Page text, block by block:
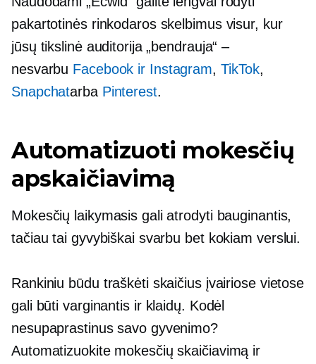
pakartotinės rinkodaros skelbimus visur, kur
jūsų tikslinė auditorija „bendrauja“ –
nesvarbu Facebook ir Instagram, TikTok,
Snapchatarba Pinterest.
Automatizuoti mokesčių
apskaičiavimą
Mokesčių laikymasis gali atrodyti bauginantis,
tačiau tai gyvybiškai svarbu bet kokiam verslui.
Rankiniu būdu traškėti skaičius įvairiose vietose
gali būti varginantis ir klaidų. Kodėl
nesupaprastinus savo gyvenimo?
Automatizuokite mokesčių skaičiavimą ir